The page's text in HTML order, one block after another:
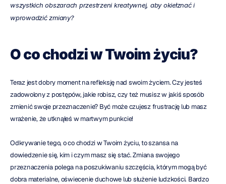
wszystkich obszarach przestrzeni kreatywnej, aby okiełznać i
wprowadzić zmiany?
O co chodzi w Twoim życiu?
Teraz jest dobry moment na refleksję nad swoim życiem. Czy jesteś
zadowolony z postępów, jakie robisz, czy też musisz w jakiś sposób
zmienić swoje przeznaczenie? Być może czujesz frustrację lub masz
wrażenie, że utknąłeś w martwym punkcie!
Odkrywanie tego, o co chodzi w Twoim życiu, to szansa na
dowiedzenie się, kim i czym masz się stać. Zmiana swojego
przeznaczenia polega na poszukiwaniu szczęścia, którym mogą być
dobra materialne, oświecenie duchowe lub służenie ludzkości. Bardzo